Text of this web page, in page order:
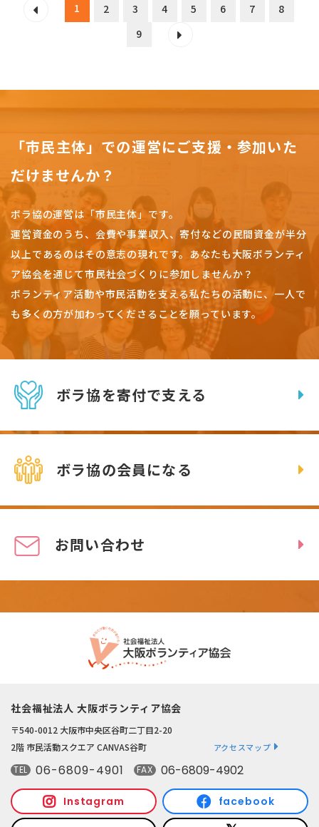
1 2 3 4 5 6 7
8
9
「市民主体」での運営にご支援・参加いた
だけませんか？
ボラ協の運営は「市民主体」です。
運営資金のうち、会費や事業収入、寄付などの民間資金が半分
以上であるのはその意志の現れです。 あなたも大阪ボランティ
ア協会を通じて市民社会づくりに参加しませんか？
ボランティア活動や市民活動を支える私たちの活動に、一人で
も多くの方が加わってくださることを願っています。
ボラ協を寄付で支える
ボラ協の会員になる
お問い合わせ
社会福祉法人 大阪ボランティア協会
〒540-0012 大阪市中央区谷町二丁目2-20
2階 市民活動スクエア CANVAS谷町
アクセスマップ
TEL 06-6809-4901 FAX 06-6809-4902
Instagram facebook